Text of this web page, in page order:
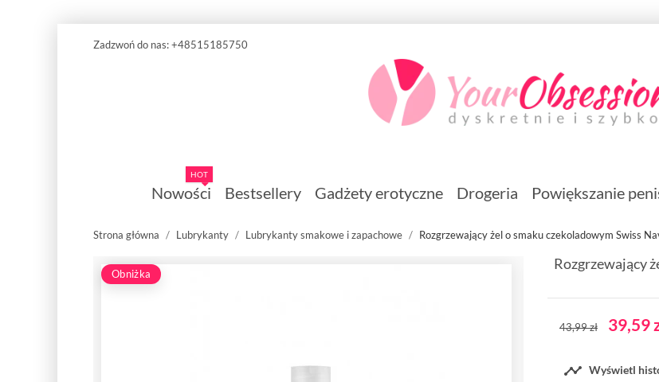
Zadzwoń do nas:+48515185750
Nowości
HOT
Bestsellery Gadżety erotyczne Drogeria Powiększanie
Strona główna Lubrykanty Lubrykanty smakowe i zapachowe Rozgrzewający żel o smaku czekoladowym Swiss
Obniżka
Rozgrzewający
43,99 zł 39,59
 Wyświetl